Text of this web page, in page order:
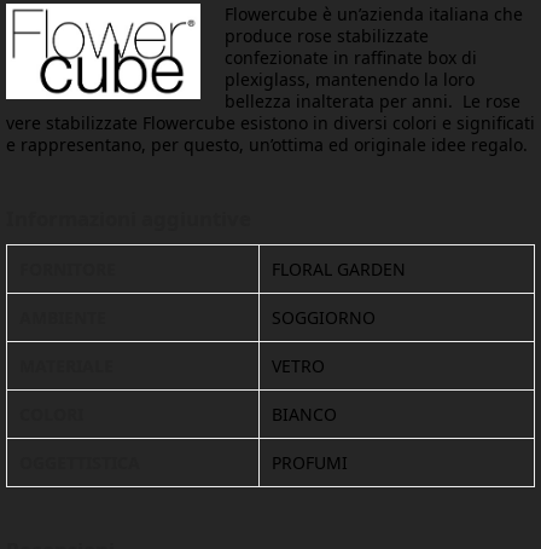
Flowercube è un’azienda italiana che
produce rose stabilizzate
confezionate in raffinate box di
plexiglass, mantenendo la loro
bellezza inalterata per anni. Le rose
vere stabilizzate Flowercube esistono in diversi colori e significati
e rappresentano, per questo, un’ottima ed originale idee regalo.
FLORAL GARDEN
SOGGIORNO
VETRO
BIANCO
PROFUMI